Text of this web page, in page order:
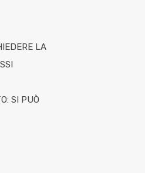
LA
SI PUÒ